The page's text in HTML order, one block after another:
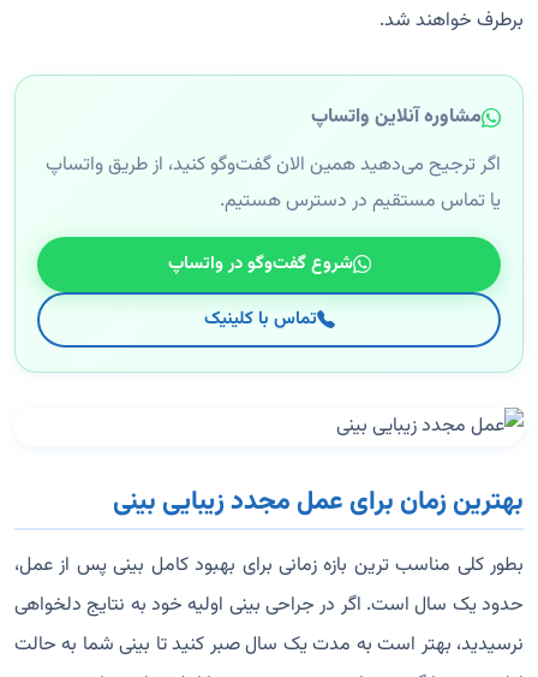
برطرف خواهند شد.
مشاوره آنلاین واتساپ
اگر ترجیح می‌دهید همین الان گفت‌وگو کنید، از طریق واتساپ
یا تماس مستقیم در دسترس هستیم.
شروع گفت‌وگو در واتساپ
تماس با کلینیک
بهترین زمان برای عمل مجدد زیبایی بینی
بطور کلی مناسب ترین بازه زمانی برای بهبود کامل بینی پس از عمل،
حدود یک سال است. اگر در جراحی بینی اولیه خود به نتایج دلخواهی
نرسیدید، بهتر است به مدت یک سال صبر کنید تا بینی شما به حالت